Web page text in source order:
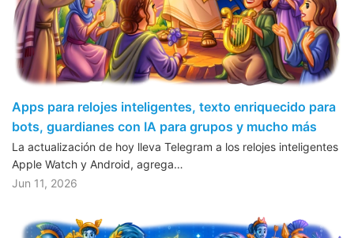
Apps para relojes inteligentes, texto enriquecido para
bots, guardianes con IA para grupos y mucho más
La actualización de hoy lleva Telegram a los relojes inteligentes
Apple Watch y Android, agrega…
Jun 11, 2026